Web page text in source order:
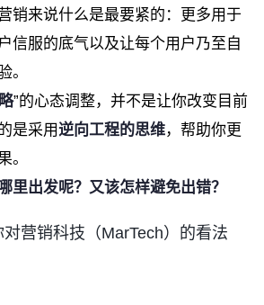
销来说什么是最要紧的：更多用于
信服的底气以及让每个用户乃至自
。
”的心态调整，并不是让你改变目前
是采用逆向工程的思维，帮助你更
。
里出发呢？又该怎样避免出错？
营销科技（MarTech）的看法